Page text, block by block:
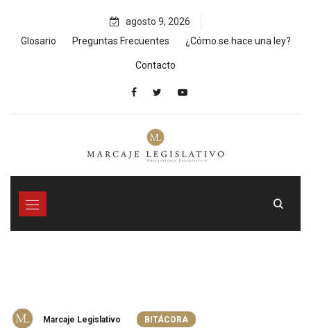
content
agosto 9, 2026
Glosario
Preguntas Frecuentes ¿Cómo se hace una ley?
Contacto
Marcaje Legislativo BITÁCORA